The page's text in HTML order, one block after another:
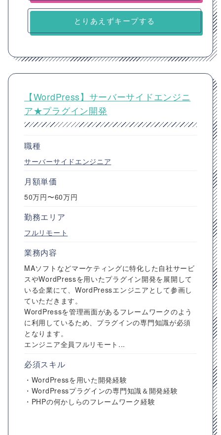
とりあえずキープする
【WordPress】サーバーサイドエンジニ
ア★プラグイン開発
職種
サーバーサイドエンジニア
月額単価
50万円〜60万円
勤務エリア
フルリモート
業務内容
MAソフトなどマーケティングに特化した自社サービ
スやWordPressを用いたプラグイン開発を展開して
いる企業にて、WordPressエンジニアとして参画し
ていただきます。
WordPressを管理画面があるフレームワークのよう
に利用しているため、プラグインの専門知識が必須
となります。
エンジニア全員フルリモート...
必須スキル
・WordPressを用いた開発経験
・WordPressプラグインの専門知識＆開発経験
・PHPの何かしらのフレームワーク経験